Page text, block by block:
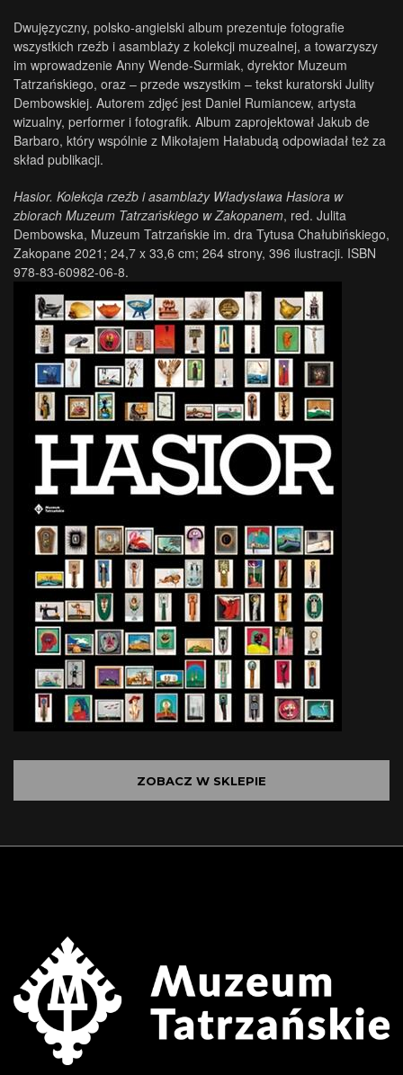
Dwujęzyczny, polsko-angielski album prezentuje fotografie
wszystkich rzeźb i asamblaży z kolekcji muzealnej, a towarzyszy
im wprowadzenie Anny Wende-Surmiak, dyrektor Muzeum
Tatrzańskiego, oraz – przede wszystkim – tekst kuratorski Julity
Dembowskiej. Autorem zdjęć jest Daniel Rumiancew, artysta
wizualny, performer i fotografik. Album zaprojektował Jakub de
Barbaro, który wspólnie z Mikołajem Hałabudą odpowiadał też za
skład publikacji.
Hasior. Kolekcja rzeźb i asamblaży Władysława Hasiora w
zbiorach Muzeum Tatrzańskiego w Zakopanem, red. Julita
Dembowska, Muzeum Tatrzańskie im. dra Tytusa Chałubińskiego,
Zakopane 2021; 24,7 x 33,6 cm; 264 strony, 396 ilustracji. ISBN
978-83-60982-06-8.
ZOBACZ W SKLEPIE